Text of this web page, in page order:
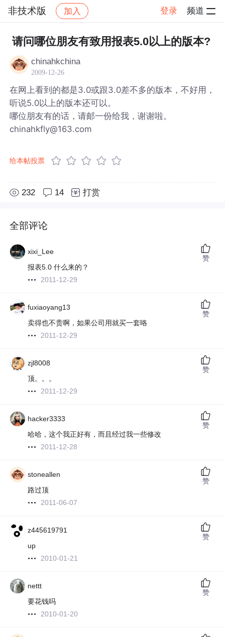
非技术版 加入 登录 频道
社区 非技术版 帖子详情
请问哪位朋友有致用报表5.0以上的版本?
chinahkchina
2009-12-26
在网上看到的都是3.0或跟3.0差不多的版本，不好用，
听说5.0以上的版本还可以。
哪位朋友有的话，请邮一份给我，谢谢啦。
chinahkfly@163.com
给本帖投票
232 14 打赏
全部评论
xixi_Lee
报表5.0 什么来的？
2011-12-29
赞
fuxiaoyang13
卖得也不贵啊，如果公司用就买一套咯
2011-12-29
赞
zjl8008
顶。。。
2011-12-29
赞
hacker3333
哈哈，这个我正好有，而且经过我一些修改
2011-12-28
赞
stoneallen
路过顶
2011-06-07
赞
z445619791
up
2010-01-21
赞
nettt
要花钱吗
2010-01-20
赞